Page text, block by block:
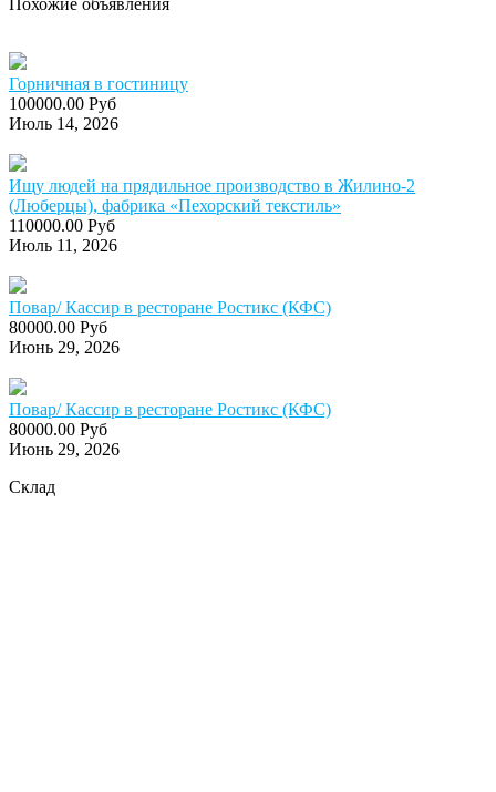
Горничная в гостиницу
100000.00 Руб
Июль 14, 2026
Ищу людей на прядильное производство в Жилино-2
(Люберцы), фабрика «Пехорский текстиль»
110000.00 Руб
Июль 11, 2026
Повар/ Кассир в ресторане Ростикс (КФС)
80000.00 Руб
Июнь 29, 2026
Повар/ Кассир в ресторане Ростикс (КФС)
80000.00 Руб
Июнь 29, 2026
Склад